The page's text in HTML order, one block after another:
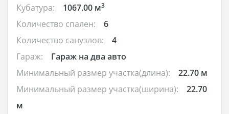
Кубатура:
1067.00 м3
Количество спален:
6
Количество санузлов:
4
Гараж:
Гараж на два авто
Минимальный размер участка(длина):
22.70 м
Минимальный размер участка(ширина):
22.70
м